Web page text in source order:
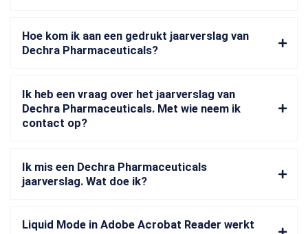
Hoe kom ik aan een gedrukt jaarverslag van
Dechra Pharmaceuticals?
Ik heb een vraag over het jaarverslag van
Dechra Pharmaceuticals. Met wie neem ik
contact op?
Ik mis een Dechra Pharmaceuticals
jaarverslag. Wat doe ik?
Liquid Mode in Adobe Acrobat Reader werkt